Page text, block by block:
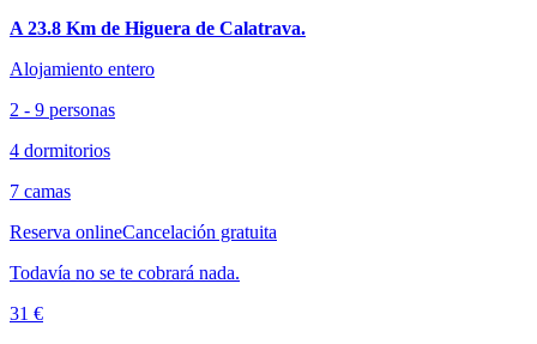
A 23.8 Km de Higuera de Calatrava.
Alojamiento entero
2 - 9 personas
4 dormitorios
7 camas
Reserva onlineCancelación gratuita
Todavía no se te cobrará nada.
31 €